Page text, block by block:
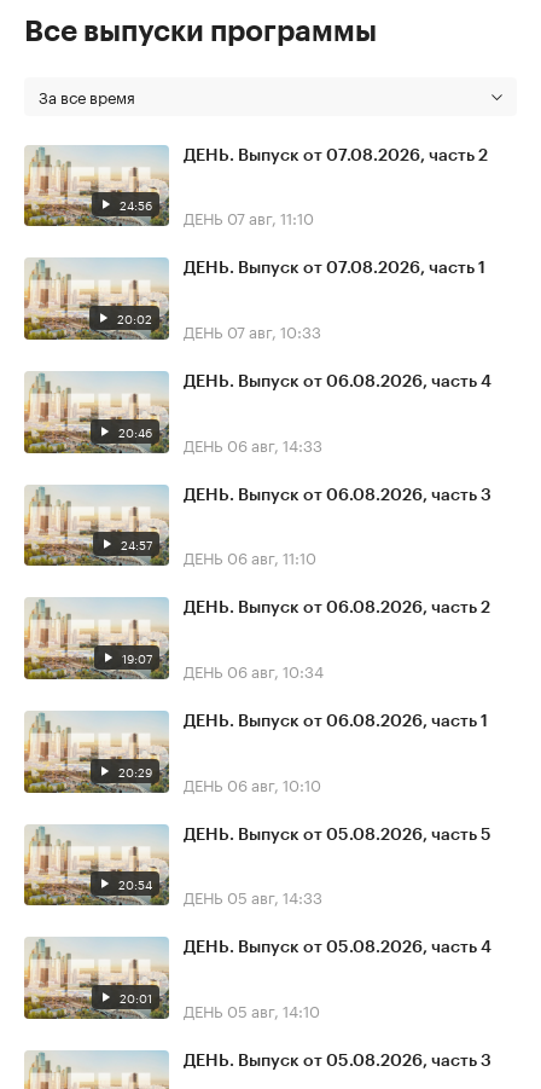
Все выпуски программы
За все время
24:56
ДЕНЬ. Выпуск от 07.08.2026, часть 2
ДЕНЬ 07 авг, 11:10
20:02
ДЕНЬ. Выпуск от 07.08.2026, часть 1
ДЕНЬ 07 авг, 10:33
20:46
ДЕНЬ. Выпуск от 06.08.2026, часть 4
ДЕНЬ 06 авг, 14:33
24:57
ДЕНЬ. Выпуск от 06.08.2026, часть 3
ДЕНЬ 06 авг, 11:10
19:07
ДЕНЬ. Выпуск от 06.08.2026, часть 2
ДЕНЬ 06 авг, 10:34
20:29
ДЕНЬ. Выпуск от 06.08.2026, часть 1
ДЕНЬ 06 авг, 10:10
20:54
ДЕНЬ. Выпуск от 05.08.2026, часть 5
ДЕНЬ 05 авг, 14:33
20:01
ДЕНЬ. Выпуск от 05.08.2026, часть 4
ДЕНЬ 05 авг, 14:10
ДЕНЬ. Выпуск от 05.08.2026, часть 3